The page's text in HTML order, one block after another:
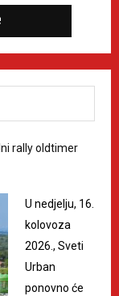
rally oldtimer
U nedjelju, 16.
kolovoza
2026., Sveti
Urban
ponovno će